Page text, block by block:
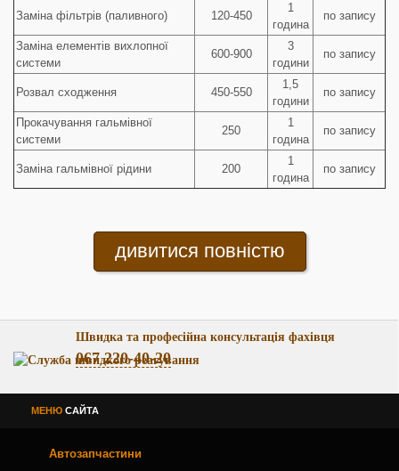
Заміна фільтрів (паливного) 120-450
1
година
по запису
Заміна елементів вихлопної
системи
600-900
3
години
по запису
Розвал сходження 450-550
1,5
години
по запису
Прокачування гальмівної
системи
250
1
година
по запису
Заміна гальмівної рідини 200
1
година
по запису
дивитися повністю
Швидка та професійна консультація фахівця
067 220-40-20
МЕНЮ САЙТА
Автозапчастини